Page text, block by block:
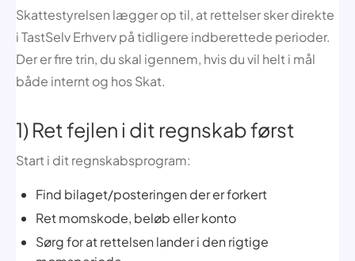
Skattestyrelsen lægger op til, at rettelser sker direkte
i TastSelv Erhverv på tidligere indberettede perioder.
Der er fire trin, du skal igennem, hvis du vil helt i mål
både internt og hos Skat.
1) Ret fejlen i dit regnskab først
Start i dit regnskabsprogram:
Find bilaget/posteringen der er forkert
Ret momskode, beløb eller konto
Sørg for at rettelsen lander i den rigtige